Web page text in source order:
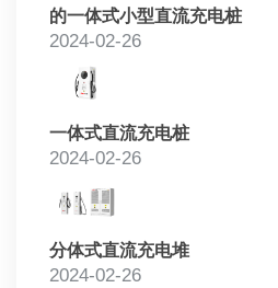
的一体式小型直流充电桩
2024-02-26
一体式直流充电桩
2024-02-26
分体式直流充电堆
2024-02-26